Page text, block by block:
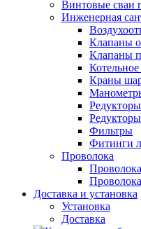
Винтовые сваи
Инженерная
Клапаны
Клапаны
Краны
Фильтры
Фитинги
Проволока
Доставка и установка
Установка
Доставка